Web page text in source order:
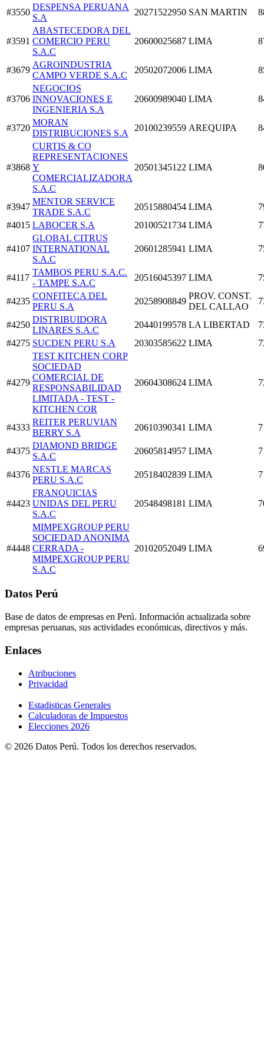
#3550
DESPENSA PERUANA
S.A
20271522950 SAN MARTIN
#3591
ABASTECEDORA DEL
COMERCIO PERU
S.A.C
20600025687 LIMA
#3679
AGROINDUSTRIA
CAMPO VERDE S.A.C
20502072006 LIMA
#3706
NEGOCIOS
INNOVACIONES E
INGENIERIA S.A
20600989040 LIMA
#3720
MORAN
DISTRIBUCIONES S.A
20100239559 AREQUIPA
#3868
CURTIS & CO
REPRESENTACIONES
Y
COMERCIALIZADORA
S.A.C
20501345122 LIMA
#3947
MENTOR SERVICE
TRADE S.A.C
20515880454 LIMA
#4015 LABOCER S.A 20100521734 LIMA
#4107
GLOBAL CITRUS
INTERNATIONAL
S.A.C
20601285941 LIMA
#4117
TAMBOS PERU S.A.C.
- TAMPE S.A.C
20516045397 LIMA
#4235
CONFITECA DEL
PERU S.A
20258908849
PROV. CONST.
DEL CALLAO
#4250
DISTRIBUIDORA
LINARES S.A.C
20440199578 LA LIBERTAD
#4275 SUCDEN PERU S.A 20303585622 LIMA
#4279
TEST KITCHEN CORP
SOCIEDAD
COMERCIAL DE
RESPONSABILIDAD
LIMITADA - TEST -
KITCHEN COR
20604308624 LIMA
#4333
REITER PERUVIAN
BERRY S.A
20610390341 LIMA
#4375
DIAMOND BRIDGE
S.A.C
20605814957 LIMA
#4376
NESTLE MARCAS
PERU S.A.C
20518402839 LIMA
#4423
FRANQUICIAS
UNIDAS DEL PERU
S.A.C
20548498181 LIMA
#4448
MIMPEXGROUP PERU
SOCIEDAD ANONIMA
CERRADA -
MIMPEXGROUP PERU
S.A.C
20102052049 LIMA
Datos Perú
Base de datos de empresas en Perú. Información actualizada sobre
empresas peruanas, sus actividades económicas, directivos y más.
Enlaces
Atribuciones
Privacidad
Estadisticas Generales
Calculadoras de Impuestos
Elecciones 2026
© 2026 Datos Perú. Todos los derechos reservados.